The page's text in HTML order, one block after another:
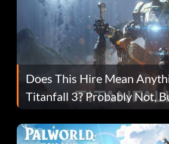
Does This Hire Mean
Titanfall 3? Probably Not,
Fans Are Hopeful